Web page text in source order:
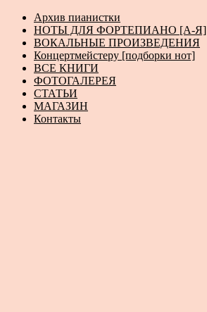
Архив пианистки
НОТЫ ДЛЯ ФОРТЕПИАНО [А-Я]
ВОКАЛЬНЫЕ ПРОИЗВЕДЕНИЯ
Концертмейстеру [подборки нот]
ВСЕ КНИГИ
ФОТОГАЛЕРЕЯ
СТАТЬИ
МАГАЗИН
Контакты